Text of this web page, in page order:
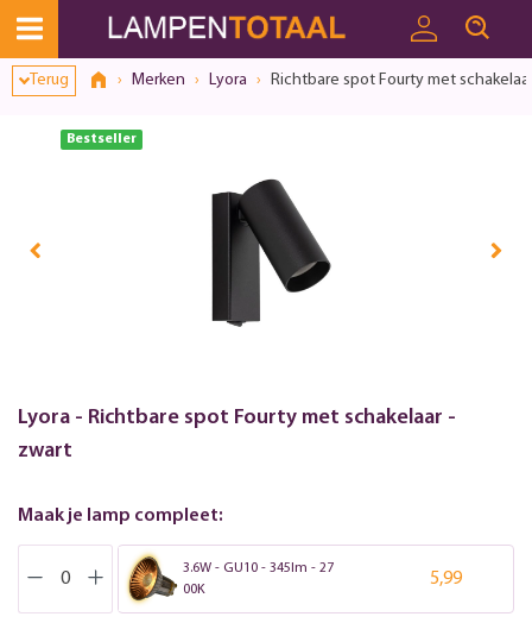
Terug Merken Lyora Richtbare spot Fourty met
Bestseller
Lyora - Richtbare spot Fourty met schakelaar -
zwart
Maak je lamp compleet:
3.6W - GU10 - 345lm - 27
00K
5,99
Toestemmingsvenster geopend